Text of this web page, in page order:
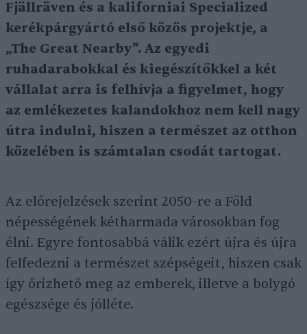
Fjällräven és a kaliforniai Specialized
kerékpárgyártó első közös projektje, a
„The Great Nearby”. Az egyedi
ruhadarabokkal és kiegészítőkkel a két
vállalat arra is felhívja a figyelmet, hogy
az emlékezetes kalandokhoz nem kell nagy
útra indulni, hiszen a természet az otthon
közelében is számtalan csodát tartogat.
Az előrejelzések szerint 2050-re a Föld
népességének kétharmada városokban fog
élni. Egyre fontosabbá válik ezért újra és újra
felfedezni a természet szépségeit, hiszen csak
így őrizhető meg az emberek, illetve a bolygó
egészsége és jólléte.